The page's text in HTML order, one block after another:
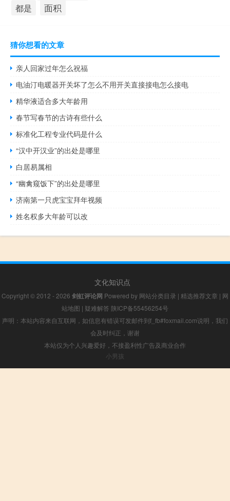
都是 面积
猜你想看的文章
亲人回家过年怎么祝福
电油汀电暖器开关坏了怎么不用开关直接接电怎么接电
精华液适合多大年龄用
春节写春节的古诗有些什么
标准化工程专业代码是什么
“汉中开汉业”的出处是哪里
白居易属相
“幽禽窥饭下”的出处是哪里
济南第一只虎宝宝拜年视频
姓名权多大年龄可以改
文化知识点
Copyright © 2012 - 2026 剑虹评论网 Powered by 网站分类目录 | 精选推荐文章 | 网
站地图 | 疑难解答 陕ICP备55456254号
声明：本站内容来自互联网，如信息有错误可发邮件到f_fb#foxmail.com说明，我们
会及时纠正，谢谢
本站仅为个人兴趣爱好，不接盈利性广告及商业合作
小男孩